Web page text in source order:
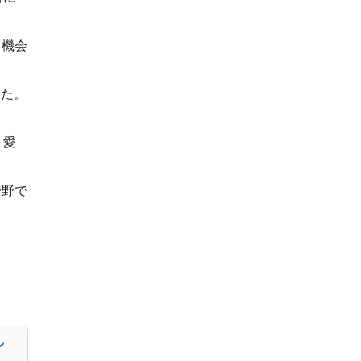
会
。
愛
で